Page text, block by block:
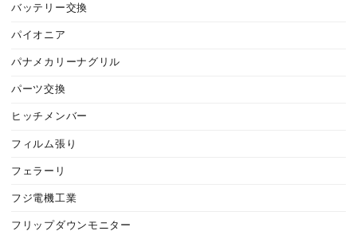
バッテリー交換
パイオニア
パナメカリーナグリル
パーツ交換
ヒッチメンバー
フィルム張り
フェラーリ
フジ電機工業
フリップダウンモニター